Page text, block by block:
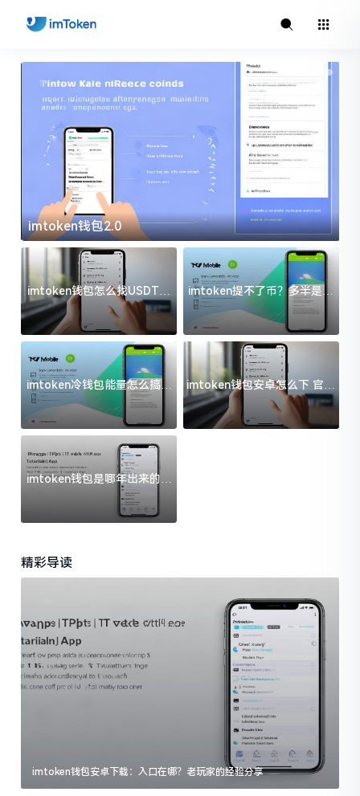
imtoken钱包2.0
imtoken钱包怎么找USDT地
址？三步搞定不踩坑
imtoken提不了币？多半是这
几件事没处理好
imtoken冷钱包能量怎么搞？
过来人告诉你门道
imtoken钱包安卓怎么下 官方
渠道避坑指南
imtoken钱包是哪年出来的？
一文给你说清楚
精彩导读
imtoken钱包安卓下载：入口在哪？老玩家的经验分享